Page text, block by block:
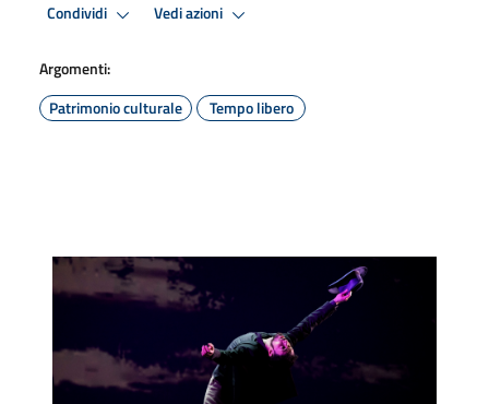
Condividi Vedi azioni
Argomenti:
Patrimonio culturale
Tempo libero